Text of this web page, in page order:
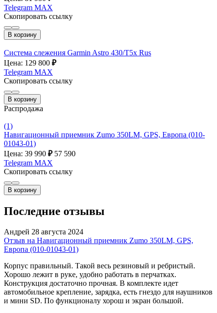
Telegram MAX
Скопировать ссылку
В корзину
Система слежения Garmin Astro 430/T5x Rus
Цена: 129 800 ₽
Telegram MAX
Скопировать ссылку
В корзину
Распродажа
(1)
Навигационный приемник Zumo 350LM, GPS, Европа (010-
01043-01)
Цена: 39 990 ₽ 57 590
Telegram MAX
Скопировать ссылку
В корзину
Последние отзывы
Андрей 28 августа 2024
Отзыв на Навигационный приемник Zumo 350LM, GPS,
Европа (010-01043-01)
Корпус правильный. Такой весь резиновый и ребристый.
Хорошо лежит в руке, удобно работать в перчатках.
Конструкция достаточно прочная. В комплекте идет
автомобильное крепление, зарядка, есть гнездо для наушников
и мини SD. По функционалу хорош и экран большой.